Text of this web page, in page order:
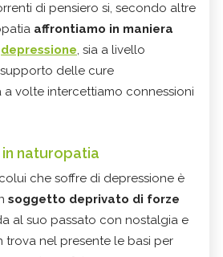
di pensiero si, secondo altre
affrontiamo in maniera
depressione, sia a livello
delle cure
volte intercettiamo connessioni
naturopatia
colui che soffre di depressione è
soggetto deprivato di forze
al suo passato con nostalgia e
trova nel presente le basi per